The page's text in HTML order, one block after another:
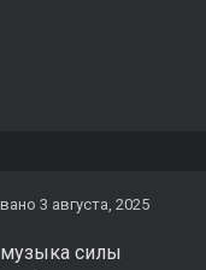
3 августа, 2025
силы